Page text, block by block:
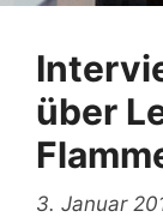
über
3. Januar